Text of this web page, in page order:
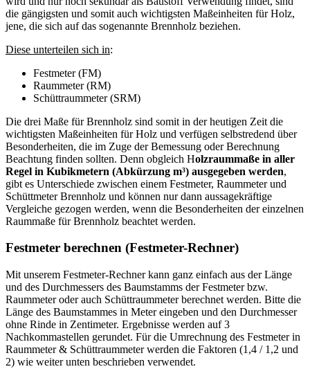
die gängigsten und somit auch wichtigsten Maßeinheiten für Holz,
jene, die sich auf das sogenannte Brennholz beziehen.
Diese unterteilen sich in:
Festmeter (FM)
Raummeter (RM)
Schüttraummeter (SRM)
Die drei Maße für Brennholz sind somit in der heutigen Zeit die
wichtigsten Maßeinheiten für Holz und verfügen selbstredend über
Besonderheiten, die im Zuge der Bemessung oder Berechnung
Beachtung finden sollten. Denn obgleich Holzraummaße in aller
Regel in Kubikmetern (Abkürzung m³) ausgegeben werden,
gibt es Unterschiede zwischen einem Festmeter, Raummeter und
Schüttmeter Brennholz und können nur dann aussagekräftige
Vergleiche gezogen werden, wenn die Besonderheiten der einzelnen
Raummaße für Brennholz beachtet werden.
Festmeter berechnen (Festmeter-Rechner)
Mit unserem Festmeter-Rechner kann ganz einfach aus der Länge
und des Durchmessers des Baumstamms der Festmeter bzw.
Raummeter oder auch Schüttraummeter berechnet werden. Bitte die
Länge des Baumstammes in Meter eingeben und den Durchmesser
ohne Rinde in Zentimeter. Ergebnisse werden auf 3
Nachkommastellen gerundet. Für die Umrechnung des Festmeter in
Raummeter & Schüttraummeter werden die Faktoren (1,4 / 1,2 und
2) wie weiter unten beschrieben verwendet.